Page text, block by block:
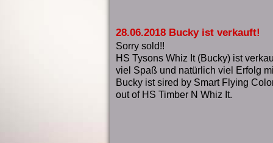
28.06.2018 Bucky ist verkauft!
Sorry sold!!
HS Tysons Whiz It (Bucky) ist
viel Spaß und natürlich viel Erfolg
Bucky ist sired by Smart Flying
out of HS Timber N Whiz It.